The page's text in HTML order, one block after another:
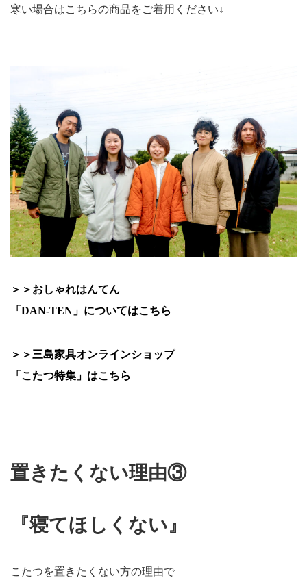
寒い場合はこちらの商品をご着用ください↓
＞＞おしゃれはんてん
「DAN-TEN」についてはこちら
＞＞三島家具オンラインショップ
「こたつ特集」はこちら
置きたくない理由③
『寝てほしくない』
こたつを置きたくない方の理由で